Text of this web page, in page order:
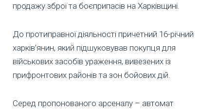
продажу зброї та боєприпасів на Харківщині.
До протиправної діяльності причетний 16-річний
харків’янин, який підшуковував покупця для
військових засобів ураження, вивезених із
прифронтових районів та зон бойових дій.
Серед пропонованого арсеналу – автомат